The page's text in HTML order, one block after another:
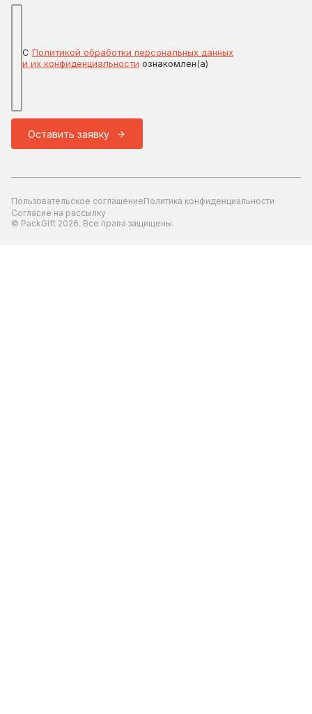
С Политикой обработки персональных данных
и их конфиденциальности ознакомлен(а)
Оставить заявку
Пользовательское соглашениеПолитика конфиденциальности
Согласие на рассылку
© PackGift 2026. Все права защищены.